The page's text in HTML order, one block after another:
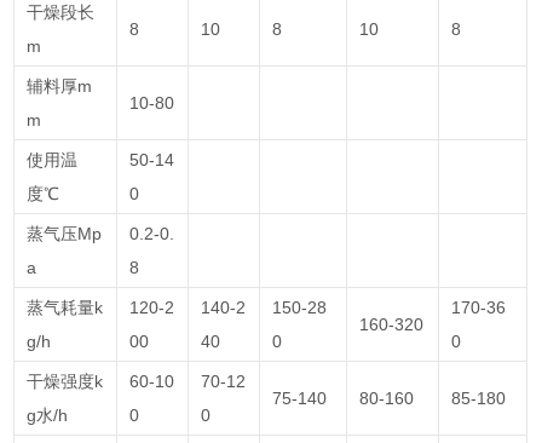
干燥段长
m
8 10 8 10 8
辅料厚m
m
10-80
使用温
度℃
50-14
0
蒸气压Mp
a
0.2-0.
8
蒸气耗量k
g/h
120-2
00
140-2
40
150-28
0
160-320
170-36
0
干燥强度k
g水/h
60-10
0
70-12
0
75-140 80-160 85-180